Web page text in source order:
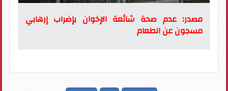
مصدر: عدم صحة شائعة الإخوان بإضراب إرهابي
مسجون عن الطعام